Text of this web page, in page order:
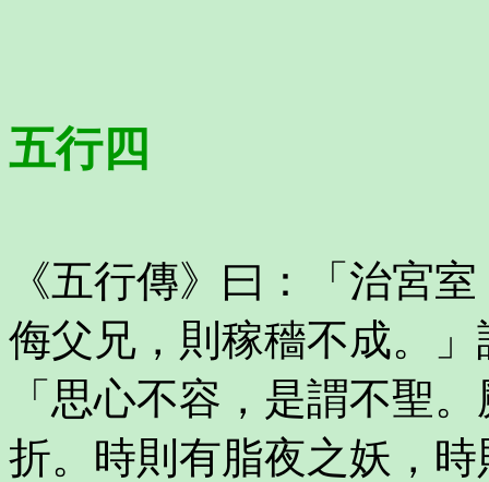
五行四
《五行傳》曰：「治宮
侮父兄，則稼穡不成。
「思心不容，是謂不聖
折。時則有脂夜之妖，